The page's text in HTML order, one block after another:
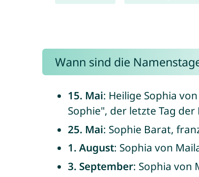
Wann sind die
15. Mai: Heilige Sophia
Sophie", der letzte Tag der
25. Mai: Sophie Barat,
1. August: Sophia von
3. September: Sophia von